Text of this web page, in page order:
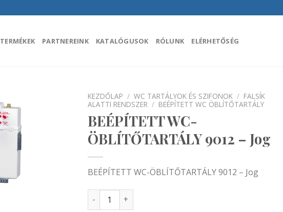
TERMÉKEK PARTNEREINK KATALÓGUSOK RÓLUNK ELÉRHETŐSÉG
kedvencekhez
KEZDŐLAP / WC TARTÁLYOK ÉS SZIFONOK / FALSÍK
ALATTI RENDSZER / BEÉPÍTETT WC ÖBLÍTŐTARTÁLY
BEÉPÍTETT WC-
ÖBLÍTŐTARTÁLY 9012 – Jog
BEÉPÍTETT WC-ÖBLÍTŐTARTÁLY 9012 – Jog
BEÉPÍTETT WC-ÖBLÍTŐTARTÁLY 9012 – Jog mennyiség